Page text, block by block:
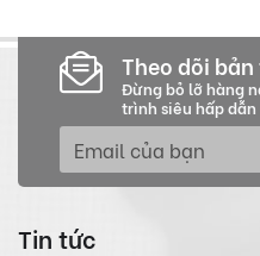
Theo dõi
Đừng bỏ lỡ hàng
trình siêu hấp dẫn
Tin tức